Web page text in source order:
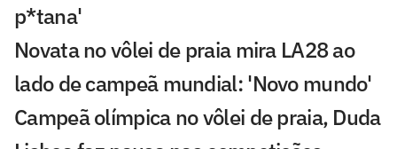
p*tana'
Novata no vôlei de praia mira LA28 ao
lado de campeã mundial: 'Novo mundo'
Campeã olímpica no vôlei de praia, Duda